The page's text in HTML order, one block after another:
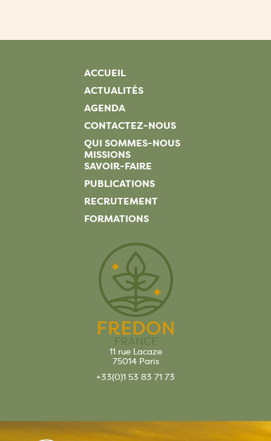
ACCUEIL
ACTUALITÉS
AGENDA
CONTACTEZ-NOUS
QUI SOMMES-NOUS
MISSIONS
SAVOIR-FAIRE
PUBLICATIONS
RECRUTEMENT
FORMATIONS
11 rue Lacaze
75014 Paris
+33(0)1 53 83 71 73